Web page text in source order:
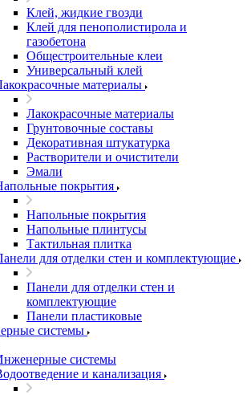
Клей, жидкие гвозди
Клей для пенополистирола и
газобетона
Общестроительные клеи
Универсальный клей
материалы
Лакокрасочные материалы
Грунтовочные составы
Декоративная штукатурка
Растворители и очистители
Эмали
покрытия
Напольные покрытия
Напольные плинтусы
Тактильная плитка
для отделки стен и комплектующие
Панели для отделки стен и
комплектующие
Панели пластиковые
системы
системы
и канализация